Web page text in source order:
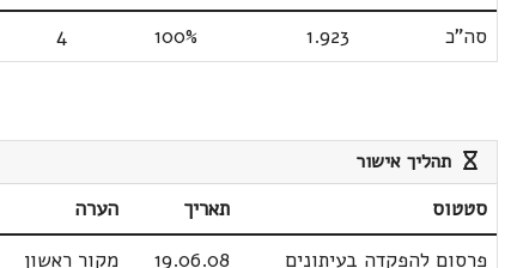
סה"כ
1.923
100%
4
תהליך אישור
סטטוס תאריך
הערה
פרסום להפקדה בעיתונים
19.06.08
מקור ראשון